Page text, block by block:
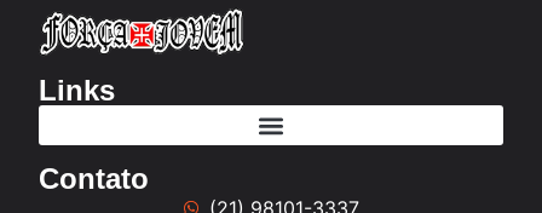
Links
Contato